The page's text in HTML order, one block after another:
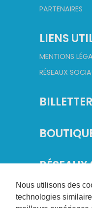
Nous utilisons des
technologies
PARTENAIRES
LIENS
MENTIONS
RÉSEAUX